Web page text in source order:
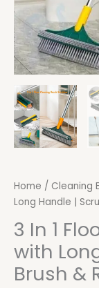
Home / Cleaning
Long Handle |
3 In 1
with
Brush &
Rubber
Wiper
quantity